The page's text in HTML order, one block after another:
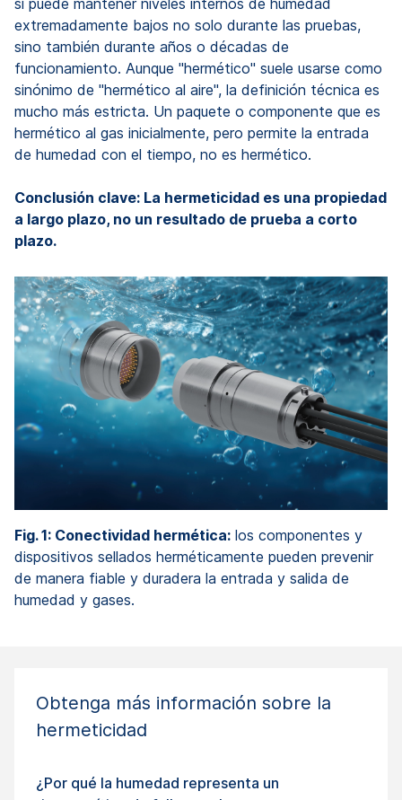
si puede mantener niveles internos de humedad
extremadamente bajos no solo durante las pruebas,
sino también durante años o décadas de
funcionamiento. Aunque "hermético" suele usarse como
sinónimo de "hermético al aire", la definición técnica es
mucho más estricta. Un paquete o componente que es
hermético al gas inicialmente, pero permite la entrada
de humedad con el tiempo, no es hermético.
Conclusión clave: La hermeticidad es una propiedad
a largo plazo, no un resultado de prueba a corto
plazo.
Fig. 1: Conectividad hermética: los componentes y
dispositivos sellados herméticamente pueden prevenir
de manera fiable y duradera la entrada y salida de
humedad y gases.
Obtenga más información sobre la
hermeticidad
¿Por qué la humedad representa un